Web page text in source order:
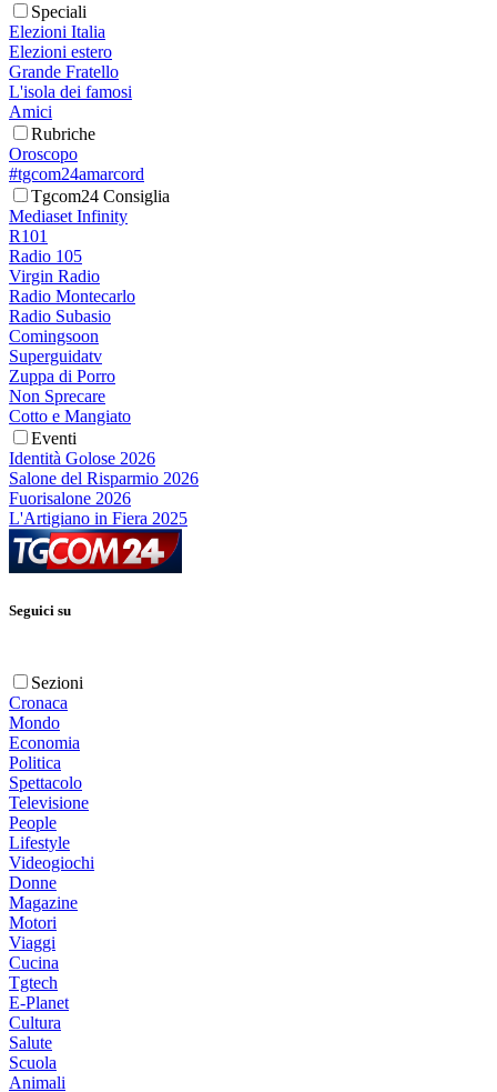
Speciali
Elezioni Italia
Elezioni estero
Grande Fratello
L'isola dei famosi
Amici
Rubriche
Oroscopo
#tgcom24amarcord
Tgcom24 Consiglia
Mediaset Infinity
R101
Radio 105
Virgin Radio
Radio Montecarlo
Radio Subasio
Comingsoon
Superguidatv
Zuppa di Porro
Non Sprecare
Cotto e Mangiato
Eventi
Identità Golose 2026
Salone del Risparmio 2026
Fuorisalone 2026
L'Artigiano in Fiera 2025
Seguici su
Sezioni
Cronaca
Mondo
Economia
Politica
Spettacolo
Televisione
People
Lifestyle
Videogiochi
Donne
Magazine
Motori
Viaggi
Cucina
Tgtech
E-Planet
Cultura
Salute
Scuola
Animali